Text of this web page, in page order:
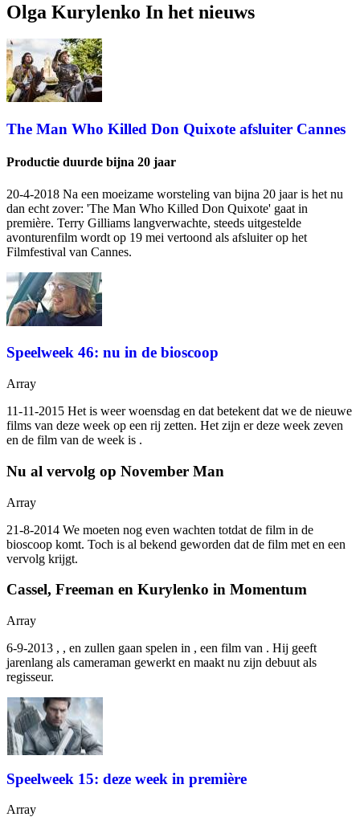
Olga Kurylenko In het nieuws
The Man Who Killed Don Quixote afsluiter Cannes
Productie duurde bijna 20 jaar
20-4-2018 Na een moeizame worsteling van bijna 20 jaar is het nu
dan echt zover: 'The Man Who Killed Don Quixote' gaat in
première. Terry Gilliams langverwachte, steeds uitgestelde
avonturenfilm wordt op 19 mei vertoond als afsluiter op het
Filmfestival van Cannes.
Speelweek 46: nu in de bioscoop
Array
11-11-2015 Het is weer woensdag en dat betekent dat we de nieuwe
films van deze week op een rij zetten. Het zijn er deze week zeven
en de film van de week is .
Nu al vervolg op November Man
Array
21-8-2014 We moeten nog even wachten totdat de film in de
bioscoop komt. Toch is al bekend geworden dat de film met en een
vervolg krijgt.
Cassel, Freeman en Kurylenko in Momentum
Array
6-9-2013 , , en zullen gaan spelen in , een film van . Hij geeft
jarenlang als cameraman gewerkt en maakt nu zijn debuut als
regisseur.
Speelweek 15: deze week in première
Array